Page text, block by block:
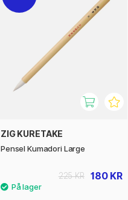
ZIG KURETAKE
Pensel Kumadori Large
180 KR
225 KR